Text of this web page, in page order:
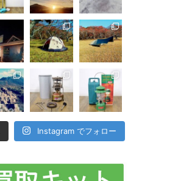
Instagram でフォロー